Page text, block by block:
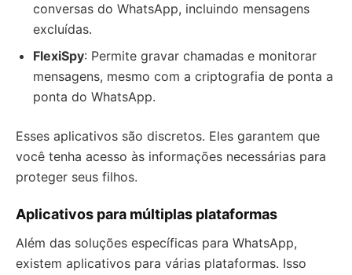
conversas do WhatsApp, incluindo mensagens
excluídas.
FlexiSpy: Permite gravar chamadas e monitorar
mensagens, mesmo com a criptografia de ponta a
ponta do WhatsApp.
Esses aplicativos são discretos. Eles garantem que
você tenha acesso às informações necessárias para
proteger seus filhos.
Aplicativos para múltiplas plataformas
Além das soluções específicas para WhatsApp,
existem aplicativos para várias plataformas. Isso